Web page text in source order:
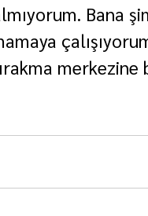
Bana
merkezine